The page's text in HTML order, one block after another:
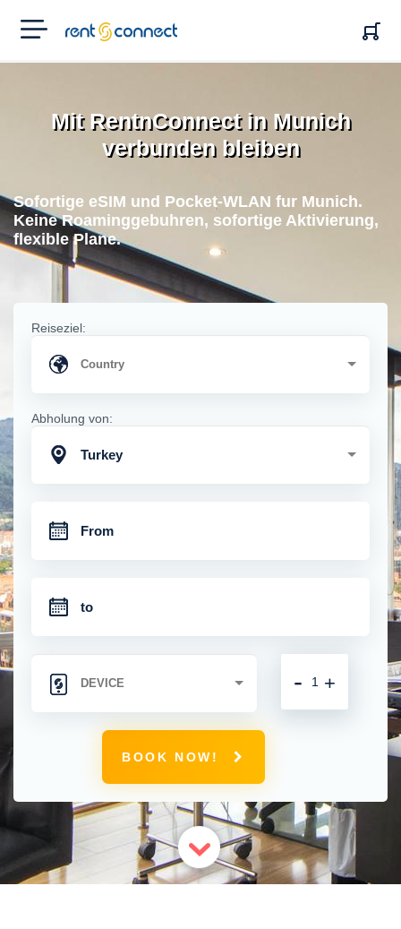
RENT'N
CONNECT
Mit RentnConnect in Munich
verbunden bleiben
Sofortige eSIM und Pocket-WLAN fur Munich.
Keine Roaminggebuhren, sofortige Aktivierung,
flexible Plane.
Reiseziel:
Abholung von:
Turkey
+
-
BOOK NOW!